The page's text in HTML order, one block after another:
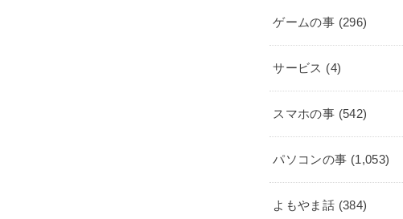
ゲームの事 (296)
サービス (4)
スマホの事 (542)
パソコンの事 (1,053)
よもやま話 (384)